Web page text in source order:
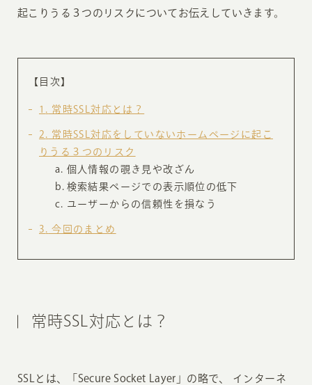
起こりうる３つのリスクについてお伝えしていきます。
【目次】
1 常時SSL対応とは？
2
常時SSL対応をしていないホームページに起こ
りうる３つのリスク
個人情報の覗き見や改ざん
検索結果ページでの表示順位の低下
ユーザーからの信頼性を損なう
3 今回のまとめ
常時SSL対応とは？
SSLとは、「Secure Socket Layer」の略で、 インターネ